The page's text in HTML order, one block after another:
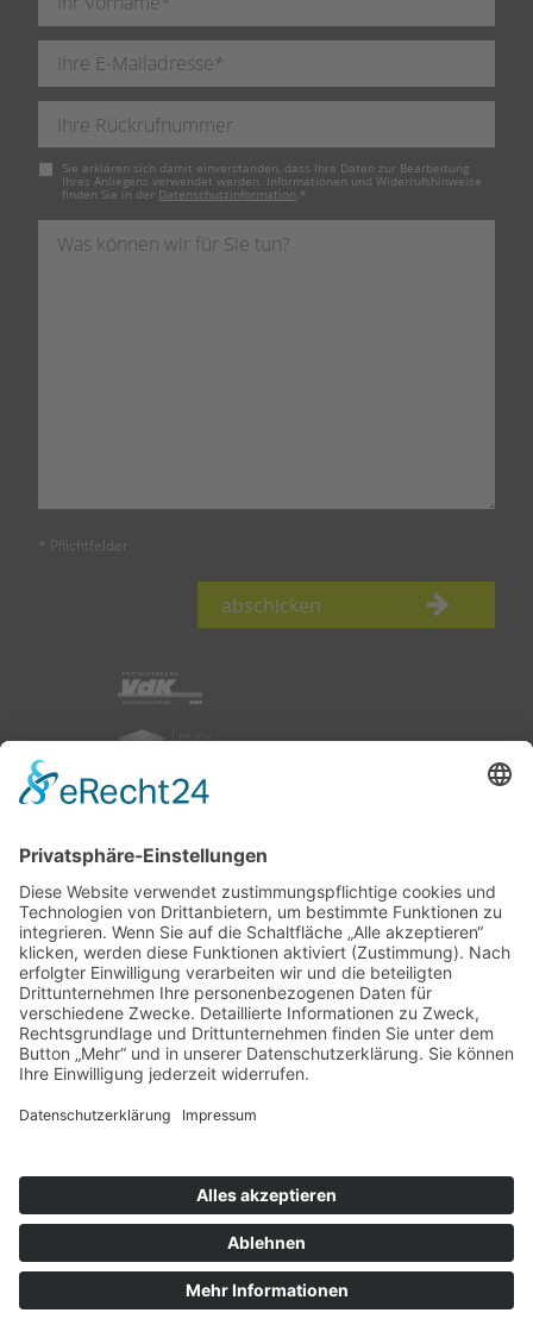
Pflichtfeld
Sie erklären sich damit einverstanden, dass Ihre Daten zur Bearbeitung
Ihres Anliegens verwendet werden. Informationen und Widerrufshinweise
finden Sie in der Datenschutzinformation. *
* Pflichtfelder
abschicken
nach oben
Impressum|Datenschutz
Ihnen gefällt, was Sie lesen?
Dann teilen Sie es mit anderen!
X